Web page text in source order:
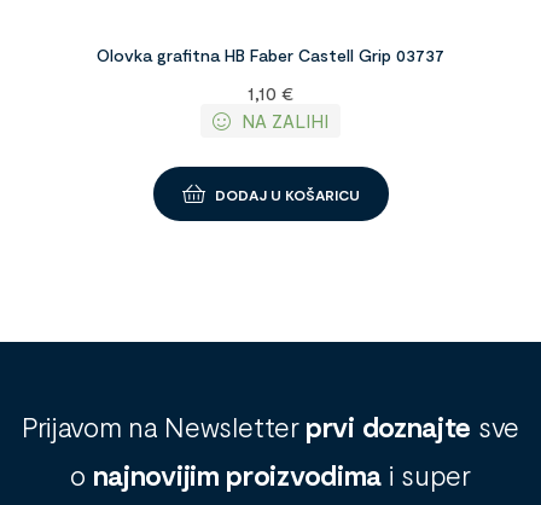
Olovka grafitna HB Faber Castell Grip 03737
1,10 €
NA ZALIHI
DODAJ U KOŠARICU
Prijavom na Newsletter prvi doznajte sve
o najnovijim proizvodima i super